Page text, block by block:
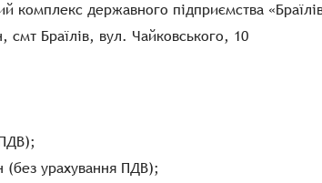
комплекс державного підприємства
Браїлів, вул. Чайковського, 10
(без урахування ПДВ);